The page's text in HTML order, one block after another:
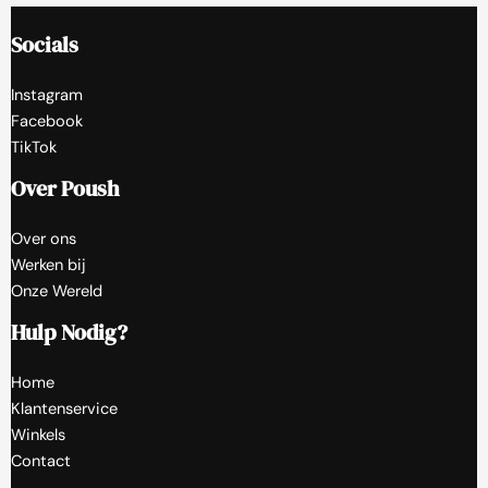
Socials
Instagram
Facebook
TikTok
Over Poush
Over ons
Werken bij
Onze Wereld
Hulp Nodig?
Home
Klantenservice
Winkels
Contact